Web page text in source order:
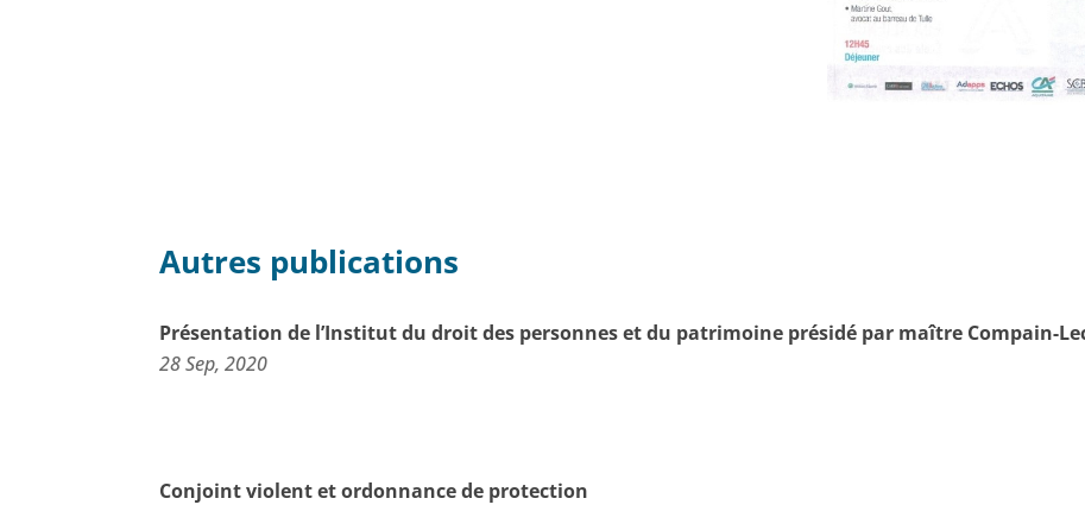
Autres publications
Présentation de l’Institut du droit des personnes et du patrimoine présidé par maître Compain-
28 Sep, 2020
Conjoint violent et ordonnance de protection